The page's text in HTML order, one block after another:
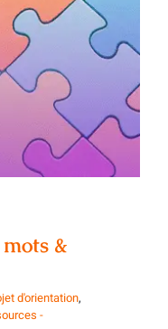
& maux
&
d'orientation,
-